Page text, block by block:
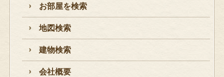
お部屋を検索
地図検索
建物検索
会社概要